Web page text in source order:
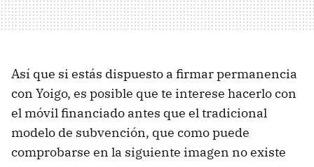
Así que si estás dispuesto a firmar permanencia
con Yoigo, es posible que te interese hacerlo con
el móvil financiado antes que el tradicional
modelo de subvención, que como puede
comprobarse en la siguiente imagen no existe